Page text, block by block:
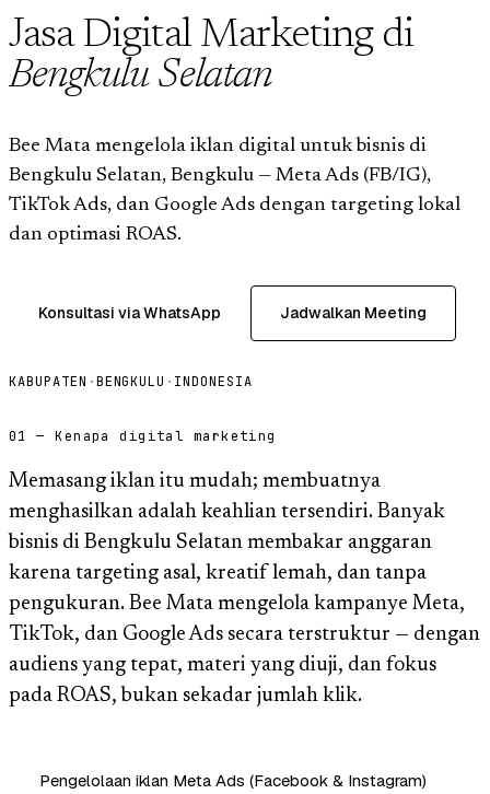
Jasa Digital Marketing di
Bengkulu Selatan
Bee Mata mengelola iklan digital untuk bisnis di
Bengkulu Selatan, Bengkulu — Meta Ads (FB/IG),
TikTok Ads, dan Google Ads dengan targeting lokal
dan optimasi ROAS.
Konsultasi via WhatsApp Jadwalkan Meeting
KABUPATEN ·BENGKULU · INDONESIA
01 — Kenapa digital marketing
Memasang iklan itu mudah; membuatnya
menghasilkan adalah keahlian tersendiri. Banyak
bisnis di Bengkulu Selatan membakar anggaran
karena targeting asal, kreatif lemah, dan tanpa
pengukuran. Bee Mata mengelola kampanye Meta,
TikTok, dan Google Ads secara terstruktur — dengan
audiens yang tepat, materi yang diuji, dan fokus
pada ROAS, bukan sekadar jumlah klik.
Pengelolaan iklan Meta Ads (Facebook & Instagram)